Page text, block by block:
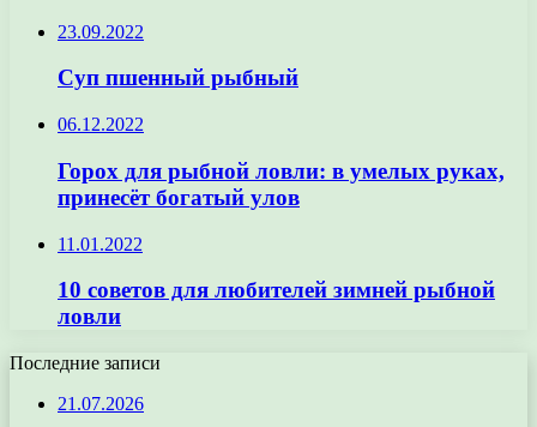
23.09.2022
Суп пшенный рыбный
06.12.2022
Горох для рыбной ловли: в умелых руках,
принесёт богатый улов
11.01.2022
10 советов для любителей зимней рыбной
ловли
Последние записи
21.07.2026